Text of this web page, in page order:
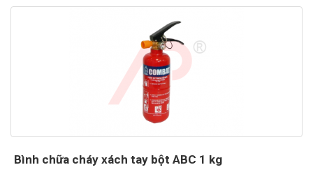
Bình chữa cháy xách tay bột ABC 1 kg